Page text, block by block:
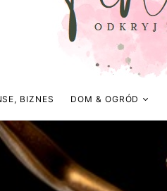
BIZNES DOM & OGRÓD